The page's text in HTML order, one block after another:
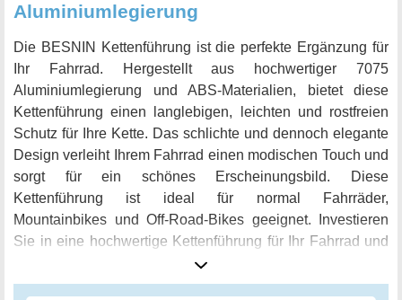
Aluminiumlegierung
Die BESNIN Kettenführung ist die perfekte Ergänzung für
Ihr Fahrrad. Hergestellt aus hochwertiger 7075
Aluminiumlegierung und ABS-Materialien, bietet diese
Kettenführung einen langlebigen, leichten und rostfreien
Schutz für Ihre Kette. Das schlichte und dennoch elegante
Design verleiht Ihrem Fahrrad einen modischen Touch und
sorgt für ein schönes Erscheinungsbild. Diese
Kettenführung ist ideal für normal Fahrräder,
Mountainbikes und Off-Road-Bikes geeignet. Investieren
Sie in eine hochwertige Kettenführung für Ihr Fahrrad und
verbessern Sie Ihren Fahrkomfort und Ihre Sicherheit.